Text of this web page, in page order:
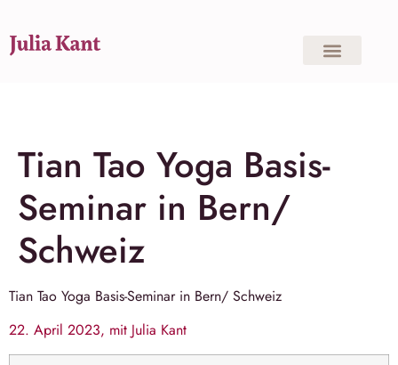
Tian Tao Yoga Basis-
Seminar in Bern/
Schweiz
Tian Tao Yoga Basis-Seminar in Bern/ Schweiz
22. April 2023, mit Julia Kant